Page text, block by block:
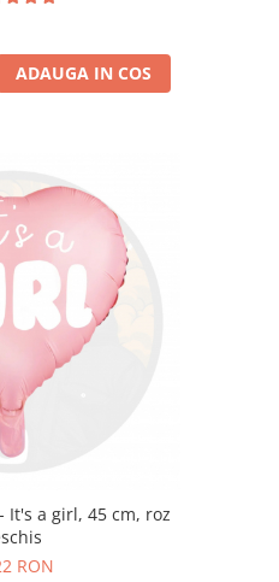
ADAUGA IN COS
It's a girl, 45 cm, roz
RON